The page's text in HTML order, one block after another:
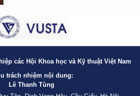
các Hội Khoa học và Kỹ thuật Việt Nam
trách nhiệm nội dung:
Lê Thanh Tùng